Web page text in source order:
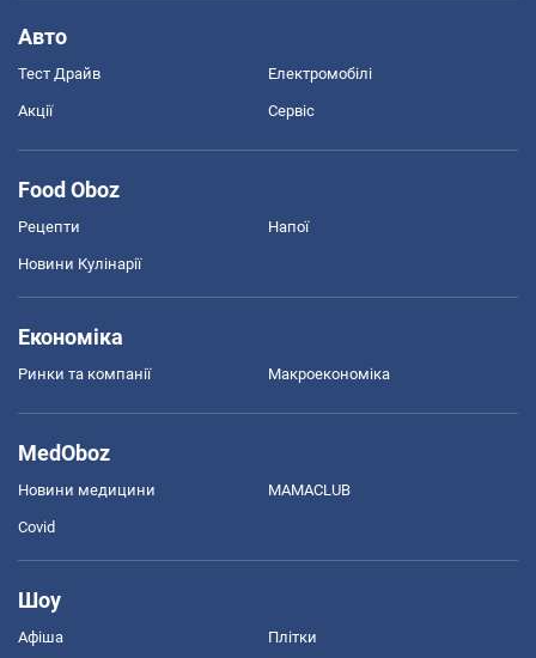
Авто
Тест Драйв Електромобілі
Акції Сервіс
Food Oboz
Рецепти Напої
Новини Кулінарії
Економіка
Ринки та компанії Макроекономіка
MedOboz
Новини медицини MAMACLUB
Covid
Шоу
Афіша Плітки